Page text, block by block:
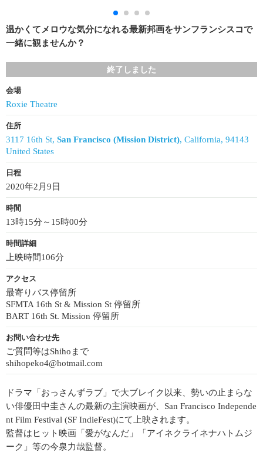
温かくてメロウな気分になれる最新邦画をサンフランシスコで
一緒に観ませんか？
終了しました
会場
Roxie Theatre
住所
3117 16th St, San Francisco (Mission District), California, 94143
United States
日程
2020年2月9日
時間
13時15分～15時00分
時間詳細
上映時間106分
アクセス
最寄りバス停留所
SFMTA 16th St & Mission St 停留所
BART 16th St. Mission 停留所
お問い合わせ先
ご質問等はShihoまで
shihopeko4@hotmail.com
ドラマ「おっさんずラブ」で大ブレイク以来、勢いの止まらな
い俳優田中圭さんの最新の主演映画が、San Francisco Independe
nt Film Festival (SF IndieFest)にて上映されます。
監督はヒット映画「愛がなんだ」「アイネクライネナハトムジ
ーク」等の今泉力哉監督。